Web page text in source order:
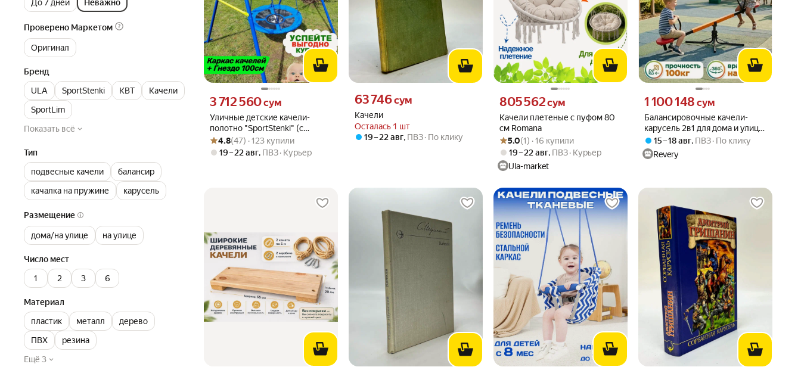
До 7 дней
Неважно
Проверено Маркетом
Оригинал
Бренд
ULA
SportStenki КВТ
Качели
SportLim
Показать всё
Тип
подвесные качели
балансир
качалка на пружине
карусель
Размещение
дома/на улице на улице
Число мест
1
2 3 6
Материал
пластик
металл
дерево
ПВХ
резина
Ещё 3
Уличные детские качели-
полотно "SportStenki" (с
опорой), синий/красный
Цена 3712560 сум вместо
3 712 560сум
Рейтинг товара: 4.8 из 5
Оценок: (47) · 123 купили
4.8(47) · 123 купили
19 – 22 авг, ПВЗ Курьер
Качели
Осталась 1 шт
Цена 63746 сум вместо
63 746сум
19 – 22 авг, ПВЗ По клику
Качели плетеные с пуфом 80
см Romana
Цена 805562 сум вместо
805 562сум
Рейтинг товара: 5.0 из 5
Оценок: (1) · 16 купили
5.0(1) · 16 купили
19 – 22 авг, ПВЗ Курьер
Ula-market
Балансировочные качели-
карусель 2в1 для дома и улицы,
детские (до 100 кг) с высокой
спинкой
Цена 1100148 сум вместо
1 100 148 сум
15 – 18 авг, ПВЗ По клику
Revery